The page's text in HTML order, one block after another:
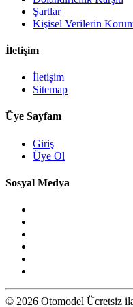
Şartlar
Kişisel Verilerin
İletişim
İletişim
Sitemap
Üye Sayfam
Giriş
Üye Ol
Sosyal Medya
© 2026 Otomodel Ücretsiz